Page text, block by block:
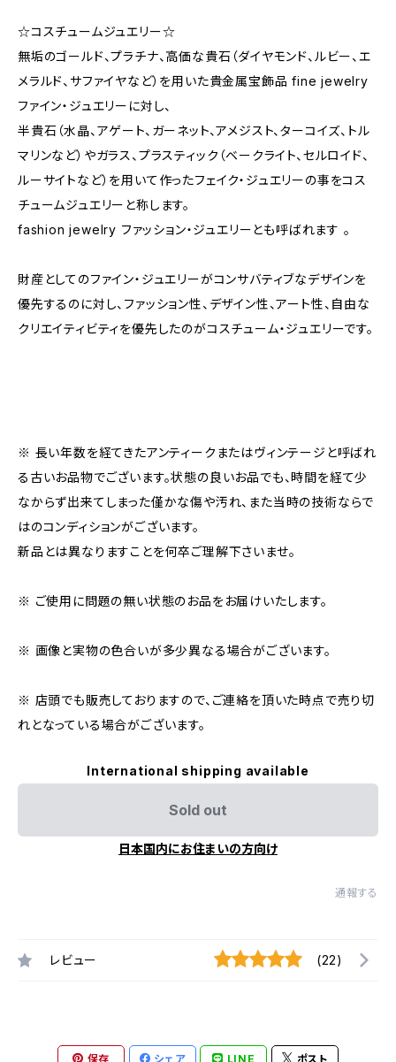
☆コスチュームジュエリー☆
無垢のゴールド、プラチナ、高価な貴石（ダイヤモンド、ルビー、エ
メラルド、サファイヤなど）を用いた貴金属宝飾品 fine jewelry
ファイン・ジュエリーに対し、
半貴石（水晶、アゲート、ガーネット、アメジスト、ターコイズ、トル
マリンなど）やガラス、プラスティック（ベークライト、セルロイド、
ルーサイトなど）を用いて作ったフェイク・ジュエリーの事をコス
チュームジュエリーと称します。
fashion jewelry ファッション・ジュエリーとも呼ばれます 。
財産としてのファイン・ジュエリーがコンサバティブなデザインを
優先するのに対し、ファッション性、デザイン性、アート性、自由な
クリエイティビティを優先したのがコスチューム・ジュエリーです。
※ 長い年数を経てきたアンティークまたはヴィンテージと呼ばれ
る古いお品物でございます。状態の良いお品でも、時間を経て少
なからず出来てしまった僅かな傷や汚れ、また当時の技術ならで
はのコンディションがございます。
新品とは異なりますことを何卒ご理解下さいませ。
※ ご使用に問題の無い状態のお品をお届けいたします。
※ 画像と実物の色合いが多少異なる場合がございます。
※ 店頭でも販売しておりますので、ご連絡を頂いた時点で売り切
れとなっている場合がございます。
International shipping available
Sold out
日本国内にお住まいの方向け
通報する
レビュー (22)
保存 シェア LINE ポスト